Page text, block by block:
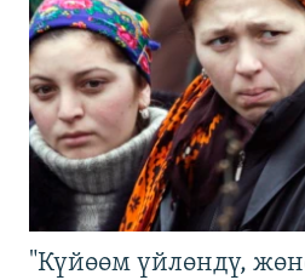
"Күйөөм үйлөндү,